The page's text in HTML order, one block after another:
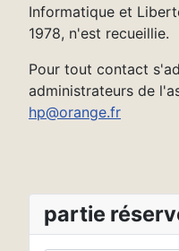
Informatique et
1978, n'est recueillie.
Pour tout contact
administrateurs de
hp@orange.fr
partie